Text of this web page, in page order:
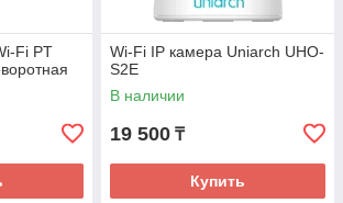
Fi PT
Wi-Fi IP камера Uniarch UHO-
S2E
В наличии
19 500 ₸
Купить